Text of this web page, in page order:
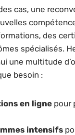
cas, une
des
spécialisés.
une multitude
besoin :
en ligne pour
intensifs